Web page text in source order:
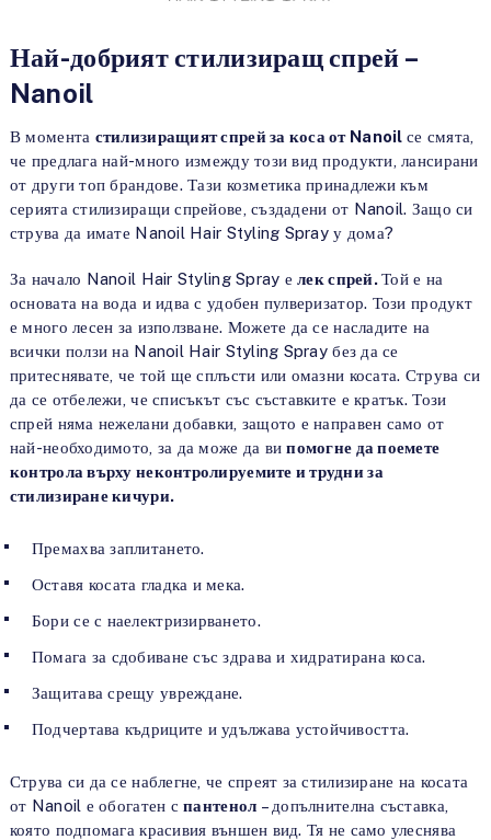
Най-добрият стилизиращ спрей –
Nanoil
В момента стилизиращият спрей за коса от Nanoil се смята,
че предлага най-много измежду този вид продукти, лансирани
от други топ брандове. Тази козметика принадлежи към
серията стилизиращи спрейове, създадени от Nanoil. Защо си
струва да имате Nanoil Hair Styling Spray у дома?
За начало Nanoil Hair Styling Spray елек спрей.Той е на
основата на вода и идва с удобен пулверизатор. Този продукт
е много лесен за използване. Можете да се насладите на
всички ползи на Nanoil Hair Styling Spray без да се
притеснявате, че той ще сплъсти или омазни косата. Струва си
да се отбележи, че списъкът със съставките е кратък. Този
спрей няма нежелани добавки, защото е направен само от
най-необходимото, за да може да випомогне да поемете
контрола върху неконтролируемите и трудни за
стилизиране кичури.
Премахва заплитането.
Оставя косата гладка и мека.
Бори се с наелектризирването.
Помага за сдобиване със здрава и хидратирана коса.
Защитава срещу увреждане.
Подчертава къдриците и удължава устойчивостта.
Струва си да се наблегне, че спреят за стилизиране на косата
от Nanoil е обогатен спантенол – допълнителна съставка,
която подпомага красивия външен вид. Тя не само улеснява